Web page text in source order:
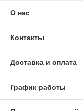
О нас
Контакты
Доставка и оплата
График работы